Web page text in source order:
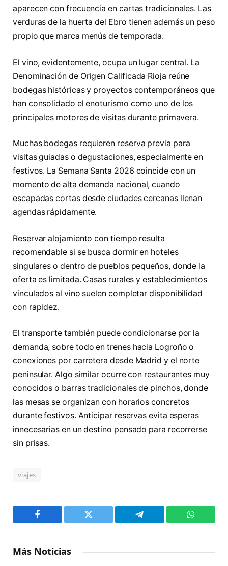
aparecen con frecuencia en cartas tradicionales. Las
verduras de la huerta del Ebro tienen además un peso
propio que marca menús de temporada.
El vino, evidentemente, ocupa un lugar central. La
Denominación de Origen Calificada Rioja reúne
bodegas históricas y proyectos contemporáneos que
han consolidado el enoturismo como uno de los
principales motores de visitas durante primavera.
Muchas bodegas requieren reserva previa para
visitas guiadas o degustaciones, especialmente en
festivos. La Semana Santa 2026 coincide con un
momento de alta demanda nacional, cuando
escapadas cortas desde ciudades cercanas llenan
agendas rápidamente.
Reservar alojamiento con tiempo resulta
recomendable si se busca dormir en hoteles
singulares o dentro de pueblos pequeños, donde la
oferta es limitada. Casas rurales y establecimientos
vinculados al vino suelen completar disponibilidad
con rapidez.
El transporte también puede condicionarse por la
demanda, sobre todo en trenes hacia Logroño o
conexiones por carretera desde Madrid y el norte
peninsular. Algo similar ocurre con restaurantes muy
conocidos o barras tradicionales de pinchos, donde
las mesas se organizan con horarios concretos
durante festivos. Anticipar reservas evita esperas
innecesarias en un destino pensado para recorrerse
sin prisas.
viajes
Facebook Twitter Telegram
Más Noticias